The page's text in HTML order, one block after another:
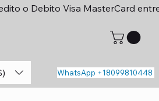
o Debito Visa MasterCard
WhatsApp +18099810448